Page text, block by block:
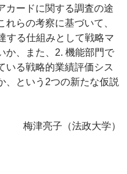
カードに関する調査の途
らの考察に基づいて、
する仕組みとして戦略マ
か、また、2. 機能部門で
いる戦略的業績評価シス
、という2つの新たな仮説
梅津亮子（法政大学）